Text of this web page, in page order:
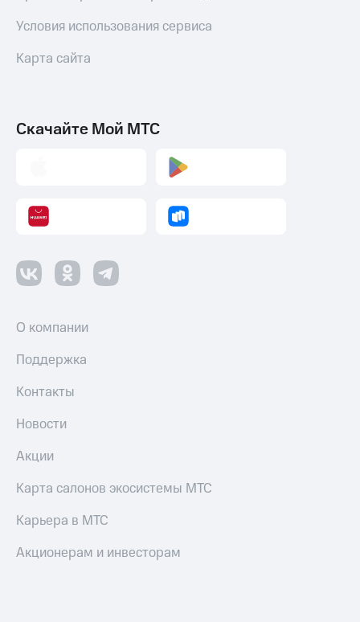
Условия использования сервиса
Карта сайта
Скачайте Мой МТС
О компании
Поддержка
Контакты
Новости
Акции
Карта салонов экосистемы МТС
Карьера в МТС
Акционерам и инвесторам